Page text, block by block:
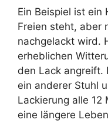
Ein Beispiel ist ein
Freien steht, aber
nachgelackt wird.
erheblichen
den Lack angreift.
ein anderer Stuhl
Lackierung alle
eine längere